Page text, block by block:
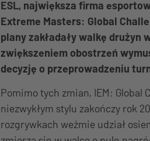
ESL, największa firma
Extreme Masters: Global
plany zakładały walkę drużyn
zwiększeniem obostrzeń
decyzję o przeprowadzeniu
Pomimo tych zmian, IEM:
niezwykłym stylu zakończy rok
rozgrywkach weźmie udział